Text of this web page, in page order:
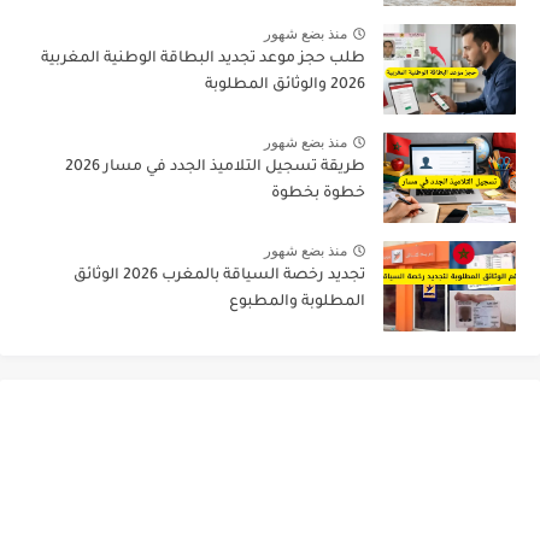
منذ بضع شهور
طلب حجز موعد تجديد البطاقة الوطنية المغربية
2026 والوثائق المطلوبة
منذ بضع شهور
طريقة تسجيل التلاميذ الجدد في مسار 2026
خطوة بخطوة
منذ بضع شهور
تجديد رخصة السياقة بالمغرب 2026 الوثائق
المطلوبة والمطبوع